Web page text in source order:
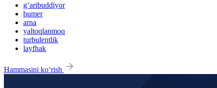
g‘aribuddiyor
bumer
arna
yaltoqlanmoq
turbulentlik
layfhak
Hammasini ko‘rish